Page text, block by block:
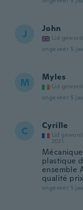
J John
Lid
ongeveer 5
M Myles
Lid
ongeveer 5
C Cyrille
Lid
2021
plastique
ensemble
qualité
ongeveer 5